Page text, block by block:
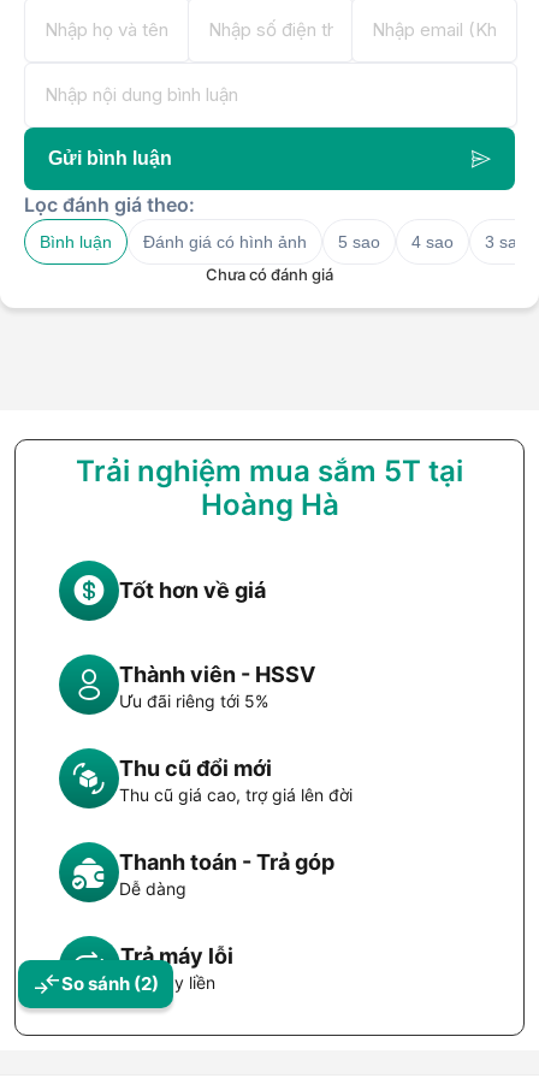
So sánh (2)
Gửi bình luận
Lọc đánh giá theo:
Bình luận Đánh giá có hình ảnh 5 sao 4 sao
3 sao
Chưa có đánh giá
Trải nghiệm mua sắm 5T tại
Hoàng Hà
Tốt hơn về giá
Thành viên - HSSV
Ưu đãi riêng tới 5%
Thu cũ đổi mới
Thu cũ giá cao, trợ giá lên đời
Thanh toán - Trả góp
Dễ dàng
Trả máy lỗi
Đổi máy liền